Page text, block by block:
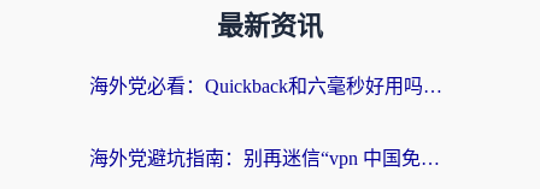
最新资讯
海外党必看：Quickback和六毫秒好用吗？3步选对回国加速器，无缝刷国内剧玩游戏
海外党避坑指南：别再迷信“vpn 中国免费”，选对回国加速器才能无缝刷国内资源